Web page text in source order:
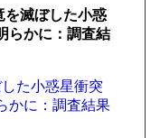
を滅ぼした小惑
らかに：調査結
た小惑星衝突
かに：調査結果